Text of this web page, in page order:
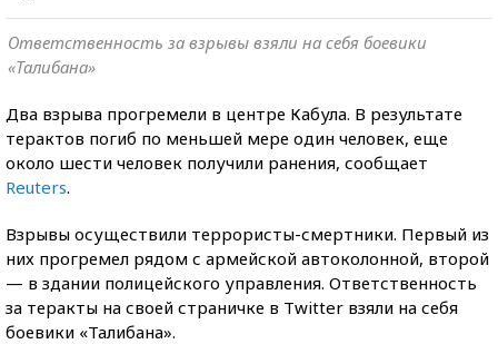
Ответственность за взрывы взяли на себя боевики
«Талибана»
Два взрыва прогремели в центре Кабула. В результате
терактов погиб по меньшей мере один человек, еще
около шести человек получили ранения, сообщает
Reuters.
Взрывы осуществили террористы-смертники. Первый из
них прогремел рядом с армейской автоколонной, второй
— в здании полицейского управления. Ответственность
за теракты на своей страничке в Twitter взяли на себя
боевики «Талибана».